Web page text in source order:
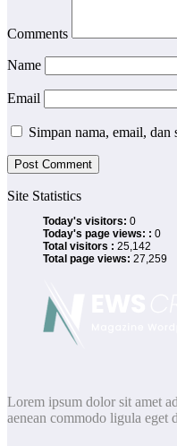
Comments
Name
Email
Simpan nama, email,
Site Statistics
Today's visitors: 0
Today's page views: : 0
Total visitors : 25,142
Total page views: 27,259
Lorem ipsum dolor sit amet
aenean commodo ligula eget